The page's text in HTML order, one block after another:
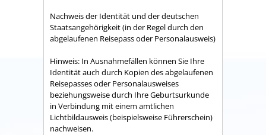
Nachweis der Identität und der deutschen
Staatsangehörigkeit (in der Regel durch den
abgelaufenen Reisepass oder Personalausweis)
Hinweis: In Ausnahmefällen können Sie Ihre
Identität auch durch Kopien des abgelaufenen
Reisepasses oder Personalausweises
beziehungsweise durch Ihre Geburtsurkunde
in Verbindung mit einem amtlichen
Lichtbildausweis (beispielsweise Führerschein)
nachweisen.